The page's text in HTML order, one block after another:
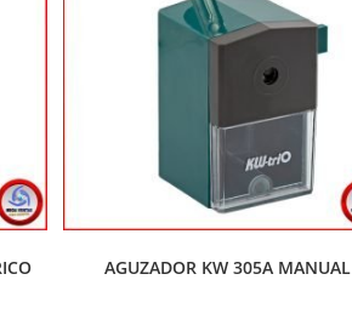
AGUZADOR KW 305A MANUAL